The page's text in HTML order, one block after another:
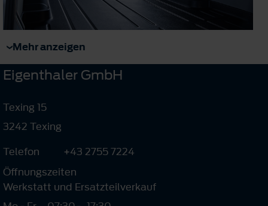
Mehr anzeigen
Eigenthaler GmbH
Texing 15
3242 Texing
Telefon
+43 2755 7224
Öffnungszeiten
Werkstatt und Ersatzteilverkauf